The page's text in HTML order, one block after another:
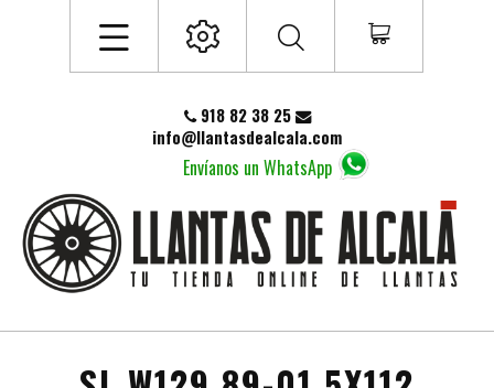
Envíanos un WhatsApp
918 82 38 25
info@llantasdealcala.com